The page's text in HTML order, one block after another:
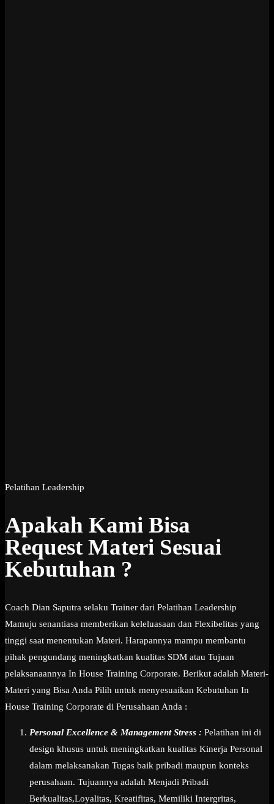
Pelatihan Leadership
Apakah Kami Bisa
Request Materi Sesuai
Kebutuhan ?
Coach Dian Saputra selaku Trainer dari Pelatihan Leadership
Mamuju senantiasa memberikan keleluasaan dan Flexibelitas yang
tinggi saat menentukan Materi. Harapannya mampu membantu
pihak pengundang meningkatkan kualitas SDM atau Tujuan
pelaksanaannya In House Training Corporate. Berikut adalah Materi-
Materi yang Bisa Anda Pilih untuk menyesuaikan Kebutuhan In
House Training Corporate di Perusahaan Anda :
Personal Excellence & Management Stress : Pelatihan ini di
design khusus untuk meningkatkan kualitas Kinerja Personal
dalam melaksanakan Tugas baik pribadi maupun konteks
perusahaan. Tujuannya adalah Menjadi Pribadi
Berkualitas,Loyalitas, Kreatifitas, Memiliki Intergritas,